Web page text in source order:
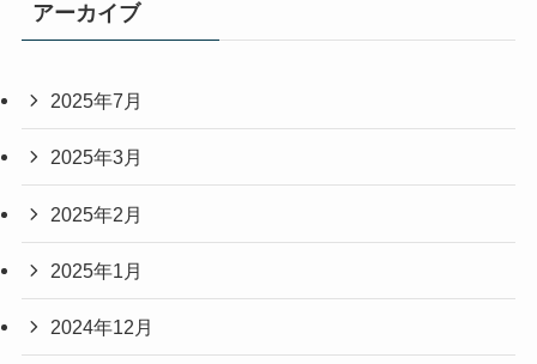
アーカイブ
2025年7月
2025年3月
2025年2月
2025年1月
2024年12月